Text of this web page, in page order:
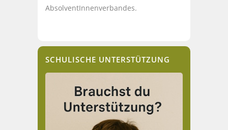
AbsolventInnenverbandes.
SCHULISCHE UNTERSTÜTZUNG